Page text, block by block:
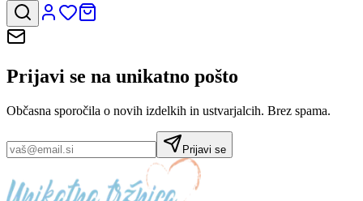
Prijavi se na unikatno pošto
Občasna sporočila o novih izdelkih in ustvarjalcih. Brez spama.
Prijavi se